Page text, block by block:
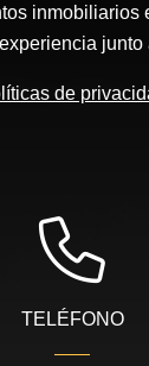
inmobiliarios
junto
de
TELÉFONO